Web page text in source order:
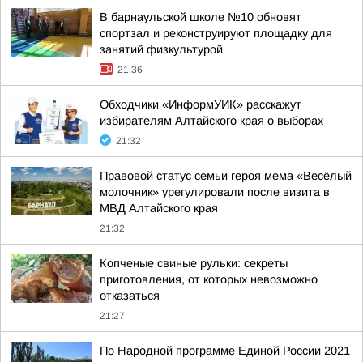
В барнаульской школе №10 обновят
спортзал и реконструируют площадку для
занятий физкультурой
21:36
Обходчики «ИнформУИК» расскажут
избирателям Алтайского края о выборах
21:32
Правовой статус семьи героя мема «Весёлый
молочник» урегулировали после визита в
МВД Алтайского края
21:32
Копченые свиные рульки: секреты
приготовления, от которых невозможно
отказаться
21:27
По Народной программе Единой России 2021